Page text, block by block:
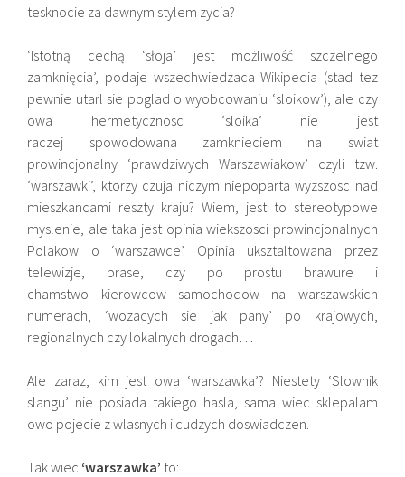
tesknocie za dawnym stylem zycia?
‘Istotną cechą ‘słoja’ jest możliwość szczelnego
zamknięcia’, podaje wszechwiedzaca Wikipedia (stad tez
pewnie utarl sie poglad o wyobcowaniu ‘sloikow’), ale czy
owa hermetycznosc ‘sloika’ nie jest
raczej spowodowana zamknieciem na swiat
prowincjonalny ‘prawdziwych Warszawiakow’ czyli tzw.
‘warszawki’, ktorzy czuja niczym niepoparta wyzszosc nad
mieszkancami reszty kraju? Wiem, jest to stereotypowe
myslenie, ale taka jest opinia wiekszosci prowincjonalnych
Polakow o ‘warszawce’. Opinia uksztaltowana przez
telewizje, prase, czy po prostu brawure i
chamstwo kierowcow samochodow na warszawskich
numerach, ‘wozacych sie jak pany’ po krajowych,
regionalnych czy lokalnych drogach…
Ale zaraz, kim jest owa ‘warszawka’? Niestety ‘Slownik
slangu’ nie posiada takiego hasla, sama wiec sklepalam
owo pojecie z wlasnych i cudzych doswiadczen.
Tak wiec ‘warszawka’ to: